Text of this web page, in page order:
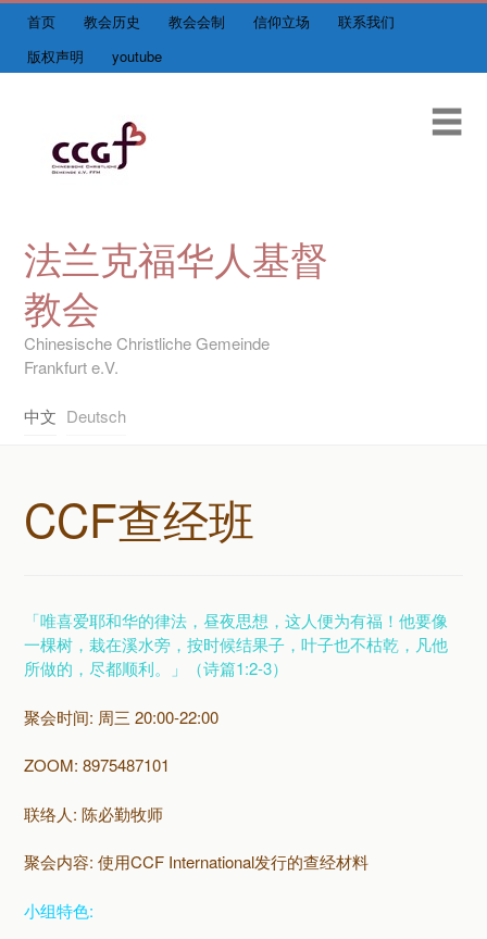
首页 教会历史 教会会制 信仰立场
联系我们
版权声明
youtube
法兰克福华人基督
教会
Chinesische Christliche Gemeinde
Frankfurt e.V.
中文 Deutsch
Skip
content
首页
主日崇拜直播
团契
图书馆
友情链接
CCF查经班
「唯喜爱耶和华的律法，昼夜思想，这人便为有福！他要像
一棵树，栽在溪水旁，按时候结果子，叶子也不枯乾，凡他
所做的，尽都顺利。」（诗篇1:2-3）
聚会时间: 周三 20:00-22:00
ZOOM: 8975487101
联络人: 陈必勤牧师
聚会内容: 使用CCF International发行的查经材料
小组特色: